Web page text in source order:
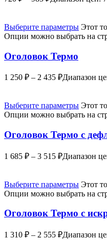
Выберите параметры Этот
Опции можно выбрать на
Оголовок Термо
1 250 ₽ – 2 435 ₽Диапазон
Выберите параметры Этот
Опции можно выбрать на
Оголовок Термо с
1 685 ₽ – 3 515 ₽Диапазон
Выберите параметры Этот
Опции можно выбрать на
Оголовок Термо с
1 310 ₽ – 2 555 ₽Диапазон